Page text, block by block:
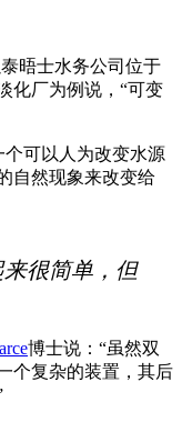
泰晤士水务公司位于
化厂为例说，“可变
可以人为改变水源
自然现象来改变给
很简单，但
博士说：“虽然双
个复杂的装置，其后